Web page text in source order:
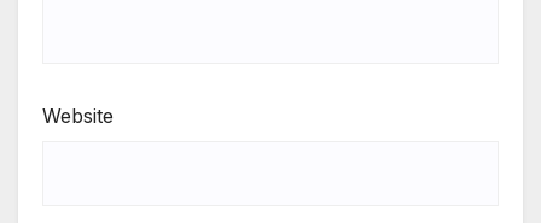
Website